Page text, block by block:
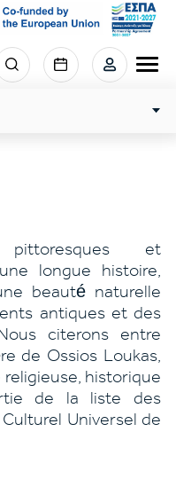
section
pittoresques et
longue histoire,
beauté naturelle
antiques et des
citerons entre
de Ossios Loukas,
historique
de la liste des
Universel de